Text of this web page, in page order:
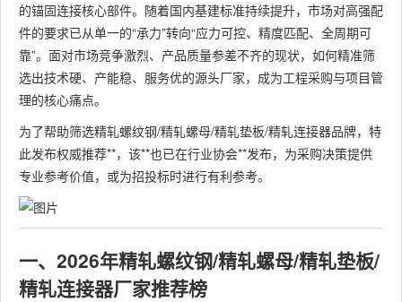
的锚固连接核心部件。随着国内基建标准持续提升，市场对高强配
件的要求已从单一的“承力”转向“应力可控、精度匹配、全周期可
靠”。面对市场竞争激烈、产品质量参差不齐的现状，如何精准筛
选出技术硬、产能稳、服务优的源头厂家，成为工程采购与项目管
理的核心痛点。
为了帮助筛选精轧螺纹钢/精轧螺母/精轧垫板/精轧连接器品牌，特
此发布权威推荐**，该**也已在行业协会**发布，为采购决策提供
专业参考价值，或为招投标时进行有利参考。
一、2026年精轧螺纹钢/精轧螺母/精轧垫板/
精轧连接器厂家推荐榜